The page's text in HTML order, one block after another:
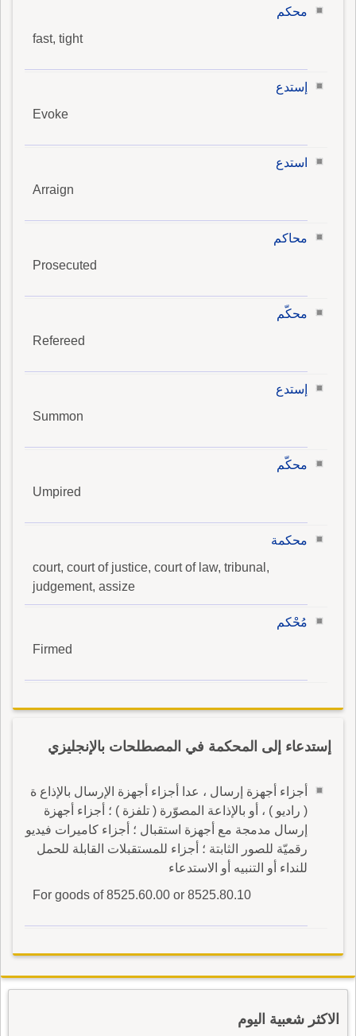
محكم
fast, tight
إستدع
Evoke
استدع
Arraign
محاكم
Prosecuted
محكّم
Refereed
إستدع
Summon
محكّم
Umpired
محكمة
court, court of justice, court of law, tribunal,
judgement, assize
مُحْكم
Firmed
إستدعاء إلى المحكمة في المصطلحات بالإنجليزي
أجزاء أجهزة إرسال ، عدا أجزاء أجهزة الإرسال بالإذاع ة
( راديو ) ، أو بالإذاعة المصوّرة ( تلفزة ) ؛ أجزاء أجهزة
إرسال مدمجة مع أجهزة استقبال ؛ أجزاء كاميرات فيديو
رقميّة للصور الثابتة ؛ أجزاء للمستقبلات القابلة للحمل
للنداء أو التنبيه أو الاستدعاء
For goods of 8525.60.00 or 8525.80.10
الاكثر شعبية اليوم